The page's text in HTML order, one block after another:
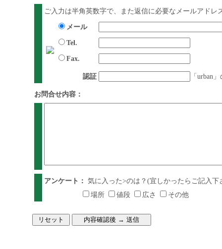
ご入力は半角英数字で、また返信に必要なメールアド
メール
Tel.
Fax.
認証 「urban
お問合せ内容：
アンケート： 気に入った>のは？(宜しかったらご記入下
場所
値段 広さ その他